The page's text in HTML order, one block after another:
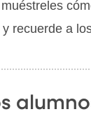
recuerde a